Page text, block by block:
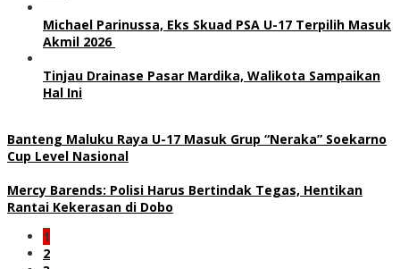
Michael Parinussa, Eks Skuad PSA U-17 Terpilih Masuk
Akmil 2026
Tinjau Drainase Pasar Mardika, Walikota Sampaikan
Hal Ini
Banteng Maluku Raya U-17 Masuk Grup “Neraka” Soekarno
Cup Level Nasional
Mercy Barends: Polisi Harus Bertindak Tegas, Hentikan
Rantai Kekerasan di Dobo
1
2